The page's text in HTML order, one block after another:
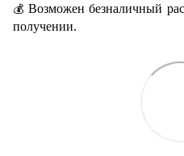
💰Возможен безналичный
получении.